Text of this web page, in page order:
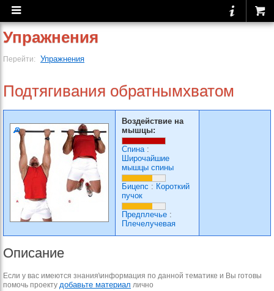
Упражнения
Перейти: Упражнения
Подтягивания обратнымхватом
Воздействие на
мышцы:
Спина:
Широчайшие
мышцы спины
Бицепс : Короткий
пучок
Предплечье :
Плечелучевая
Описание
Если у вас имеются знания\информация по данной тематике и Вы готовы
помочь проекту добавьте материал лично